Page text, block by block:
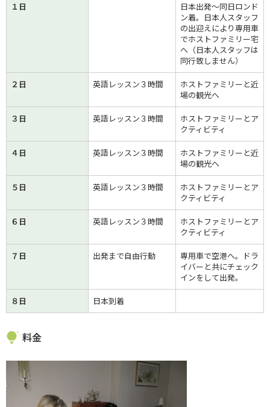
１日
日本出発～同日ロンド
ン着。日本人スタッフ
の出迎えにより専用車
でホストファミリー宅
へ（日本人スタッフは
同行致しません）
２日 英語レッスン３時間
ホストファミリーと近
場の観光へ
３日 英語レッスン３時間
ホストファミリーとア
クティビティ
４日 英語レッスン３時間
ホストファミリーと近
場の観光へ
５日 英語レッスン３時間
ホストファミリーとア
クティビティ
６日 英語レッスン３時間
ホストファミリーとア
クティビティ
７日 出発まで自由行動
専用車で空港へ。ドラ
イバーと共にチェック
インをして出発。
８日 日本到着
料金